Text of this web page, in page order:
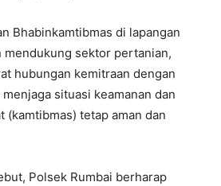
Bhabinkamtibmas di lapangan
sektor pertanian,
hubungan kemitraan dengan
situasi keamanan dan
(kamtibmas) tetap aman dan
Polsek Rumbai berharap